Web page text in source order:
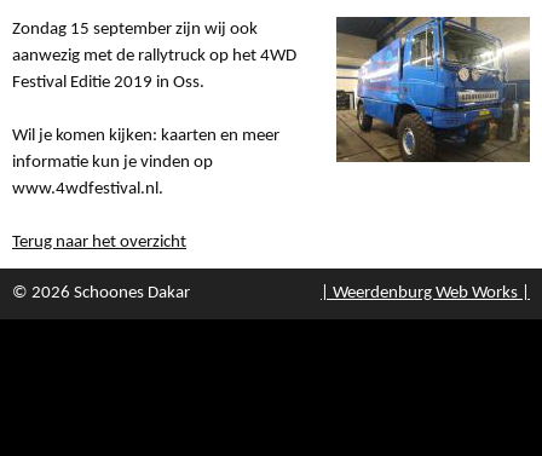
Zondag 15 september zijn wij ook
aanwezig met de rallytruck op het 4WD
Festival Editie 2019 in Oss.
Wil je komen kijken: kaarten en meer
informatie kun je vinden op
www.4wdfestival.nl.
Terug naar het overzicht
© 2026 Schoones Dakar | Weerdenburg Web Works |